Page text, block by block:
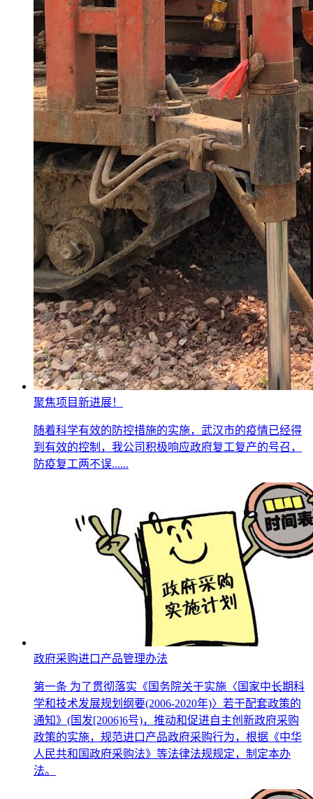
聚焦项目新进展！
随着科学有效的防控措施的实施，武汉市的疫情已经得
到有效的控制，我公司积极响应政府复工复产的号召，
防疫复工两不误......
政府采购进口产品管理办法
第一条 为了贯彻落实《国务院关于实施〈国家中长期科
学和技术发展规划纲要(2006-2020年)〉若干配套政策的
通知》(国发[2006]6号)，推动和促进自主创新政府采购
政策的实施，规范进口产品政府采购行为，根据《中华
人民共和国政府采购法》等法律法规规定，制定本办
法。